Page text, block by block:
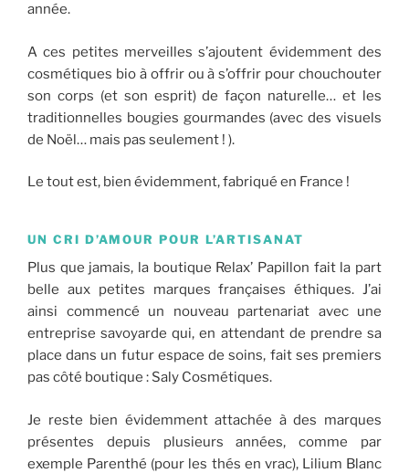
année.
A ces petites merveilles s’ajoutent évidemment des
cosmétiques bio à offrir ou à s’offrir pour chouchouter
son corps (et son esprit) de façon naturelle… et les
traditionnelles bougies gourmandes (avec des visuels
de Noël… mais pas seulement ! ).
Le tout est, bien évidemment, fabriqué en France !
UN CRI D’AMOUR POUR L’ARTISANAT
Plus que jamais, la boutique Relax’ Papillon fait la part
belle aux petites marques françaises éthiques. J’ai
ainsi commencé un nouveau partenariat avec une
entreprise savoyarde qui, en attendant de prendre sa
place dans un futur espace de soins, fait ses premiers
pas côté boutique : Saly Cosmétiques.
Je reste bien évidemment attachée à des marques
présentes depuis plusieurs années, comme par
exemple Parenthé (pour les thés en vrac), Lilium Blanc